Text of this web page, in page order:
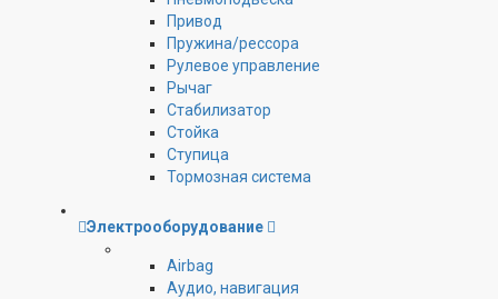
Привод
Пружина/рессора
Рулевое управление
Рычаг
Стабилизатор
Стойка
Ступица
Тормозная система
Электрооборудование
Airbag
Аудио, навигация